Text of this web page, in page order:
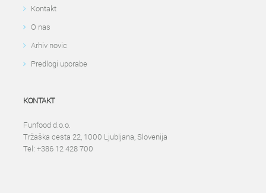
Kontakt
O nas
Arhiv novic
Predlogi uporabe
KONTAKT
Funfood d.o.o.
Tržaška cesta 22, 1000 Ljubljana, Slovenija
Tel: +386 12 428 700